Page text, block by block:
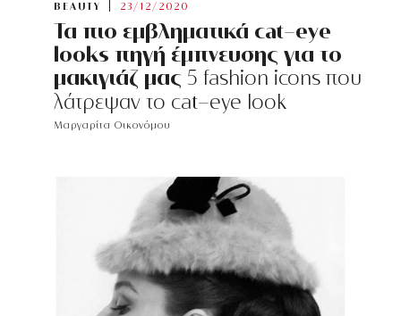
BEAUTY 23/12/2020
Τα πιο εμβληματικά cat-eye
looks πηγή έμπνευσης για το
μακιγιάζ μας 5 fashion icons που
λάτρεψαν το cat-eye look
Μαργαρίτα Οικονόμου